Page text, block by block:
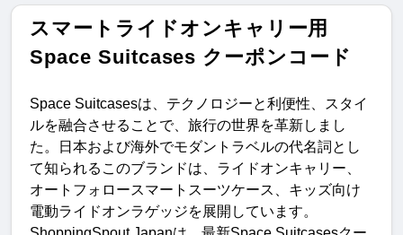
スマートライドオンキャリー用
Space Suitcases クーポンコード
Space Suitcasesは、テクノロジーと利便性、スタイ
ルを融合させることで、旅行の世界を革新しまし
た。日本および海外でモダントラベルの代名詞とし
て知られるこのブランドは、ライドオンキャリー、
オートフォロースマートスーツケース、キッズ向け
電動ライドオンラゲッジを展開しています。